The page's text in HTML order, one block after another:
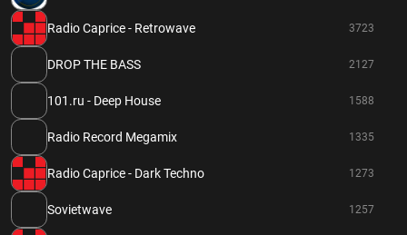
Radio Caprice - Retrowave 3723
DROP THE BASS 2127
101.ru - Deep House 1588
Radio Record Megamix 1335
Radio Caprice - Dark Techno 1273
Sovietwave 1257